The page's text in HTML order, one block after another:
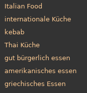
Italian Food
internationale Küche
kebab
Thai Küche
gut bürgerlich essen
amerikanisches essen
griechisches Essen